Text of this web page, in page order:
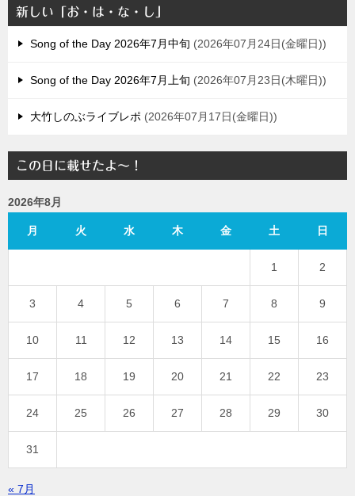
新しい「お・は・な・し」
Song of the Day 2026年7月中旬 2026年07月24日(金曜日)
Song of the Day 2026年7月上旬 2026年07月23日(木曜日)
大竹しのぶライブレポ 2026年07月17日(金曜日)
この日に載せたよ～！
2026年8月
月 火 水 木 金 土 日
1 2
3 4 5 6 7 8 9
10 11 12 13 14 15 16
17 18 19 20 21 22 23
24 25 26 27 28 29 30
31
« 7月